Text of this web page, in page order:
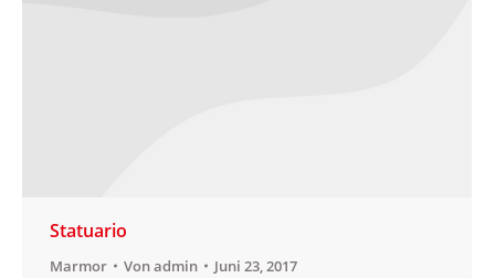
Statuario
Marmor Vonadmin Juni 23, 2017